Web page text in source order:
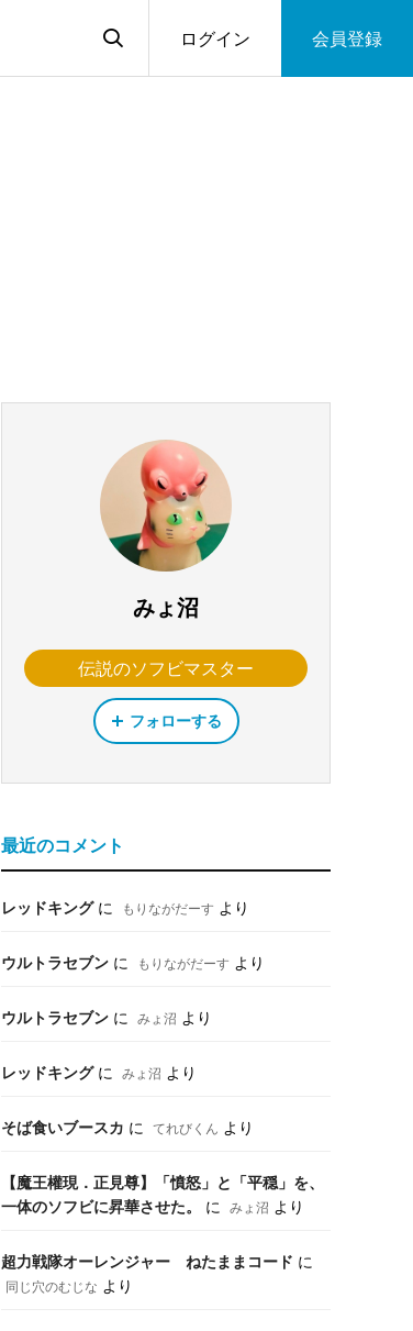
ログイン 会員登録
みょ沼
伝説のソフビマスター
フォローする
最近のコメント
レッドキングに もりながだーす より
ウルトラセブン に もりながだーす より
ウルトラセブン に みょ沼 より
レッドキングに みょ沼 より
そば食いブースカ に てれびくん より
【魔王權現．正見尊】「憤怒」と「平穏」を、
一体のソフビに昇華させた。
に みょ沼 より
超力戦隊オーレンジャー ねたままコード に
同じ穴のむじな より